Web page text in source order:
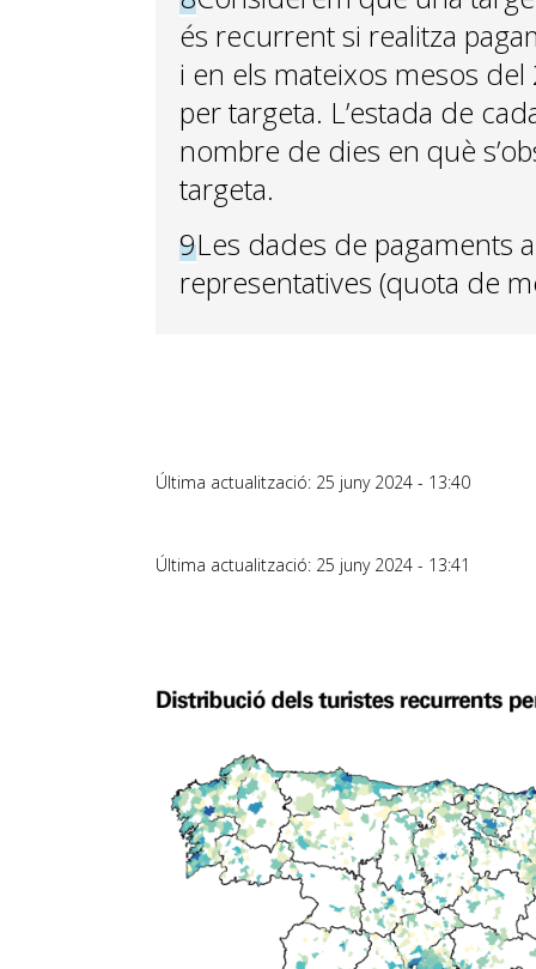
és recurrent si realitza
i en els mateixos mesos
per targeta. L’estada de
nombre de dies en què
targeta.
9Les dades de pagaments
representatives (quota de
Última actualització: 25 juny 2024 - 13:40
Última actualització: 25 juny 2024 - 13:41